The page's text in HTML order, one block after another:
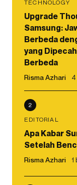
TECHNOLOGY
Upgrade
Samsung:
Berbeda
yang
Berbeda
Risma Azhari
2
EDITORIAL
Apa Kabar
Setelah
Risma Azhari 1